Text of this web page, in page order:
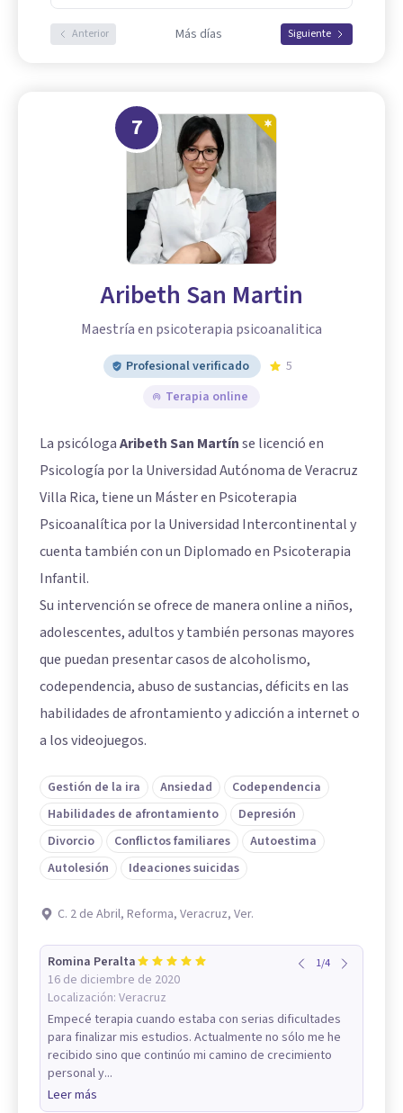
Anterior Más días Siguiente
7
Aribeth San Martin
Maestría en psicoterapia psicoanalitica
Profesional verificado
5
Terapia online
La psicólogaAribeth San Martínse licenció en
Psicología por la Universidad Autónoma de Veracruz
Villa Rica, tiene un Máster en Psicoterapia
Psicoanalítica por la Universidad Intercontinental y
cuenta también con un Diplomado en Psicoterapia
Infantil.
Su intervención se ofrece de manera online a niños,
adolescentes, adultos y también personas mayores
que puedan presentar casos de alcoholismo,
codependencia, abuso de sustancias, déficits en las
habilidades de afrontamiento y adicción a internet o
a los videojuegos.
Gestión de la ira Ansiedad
Codependencia
Habilidades de afrontamiento
Depresión
Divorcio
Conflictos familiares
Autoestima
Autolesión
Ideaciones suicidas
C. 2 de Abril, Reforma, Veracruz, Ver.
Romina Peralta
16 de diciembre de 2020
Localización: Veracruz
1/4
Empecé terapia cuando estaba con serias dificultades
para finalizar mis estudios. Actualmente no sólo me he
recibido sino que continúo mi camino de crecimiento
personal y...
Leer más